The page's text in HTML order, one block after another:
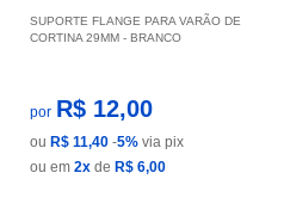
SUPORTE FLANGE PARA VARÃO DE
CORTINA 29MM - BRANCO
por R$ 12,00
ou R$ 11,40 -5% via pix
ou em 2x de R$ 6,00